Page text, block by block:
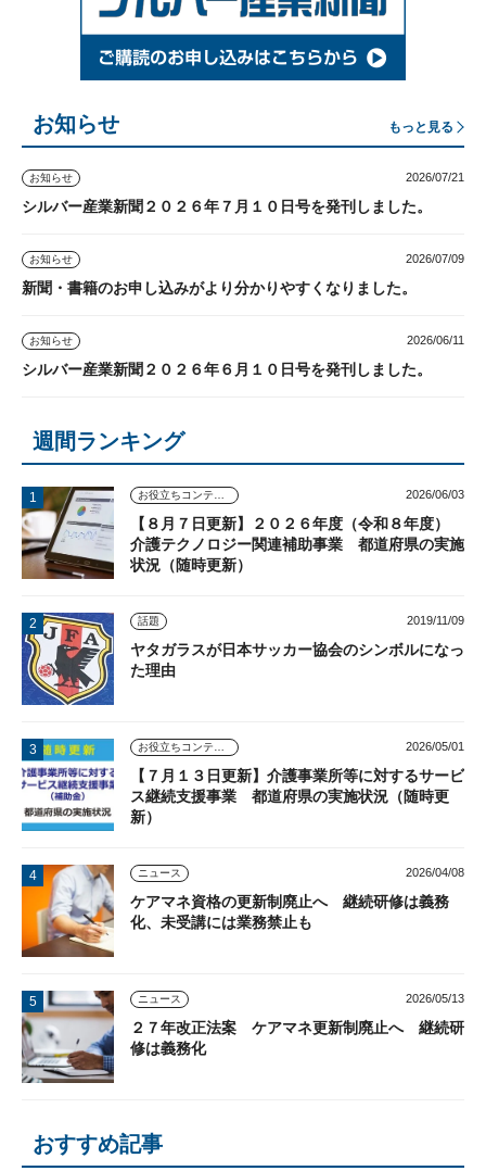
お知らせ もっと見る
お知らせ 2026/07/21
シルバー産業新聞２０２６年７月１０日号を発刊しました。
お知らせ 2026/07/09
新聞・書籍のお申し込みがより分かりやすくなりました。
お知らせ 2026/06/11
シルバー産業新聞２０２６年６月１０日号を発刊しました。
週間ランキング
お役立ちコンテンツ 2026/06/03
【８月７日更新】２０２６年度（令和８年度）
介護テクノロジー関連補助事業 都道府県の実施
状況（随時更新）
話題 2019/11/09
ヤタガラスが日本サッカー協会のシンボルになっ
た理由
お役立ちコンテンツ 2026/05/01
【７月１３日更新】介護事業所等に対するサービ
ス継続支援事業 都道府県の実施状況（随時更
新）
ニュース 2026/04/08
ケアマネ資格の更新制廃止へ 継続研修は義務
化、未受講には業務禁止も
ニュース 2026/05/13
２７年改正法案 ケアマネ更新制廃止へ 継続研
修は義務化
おすすめ記事